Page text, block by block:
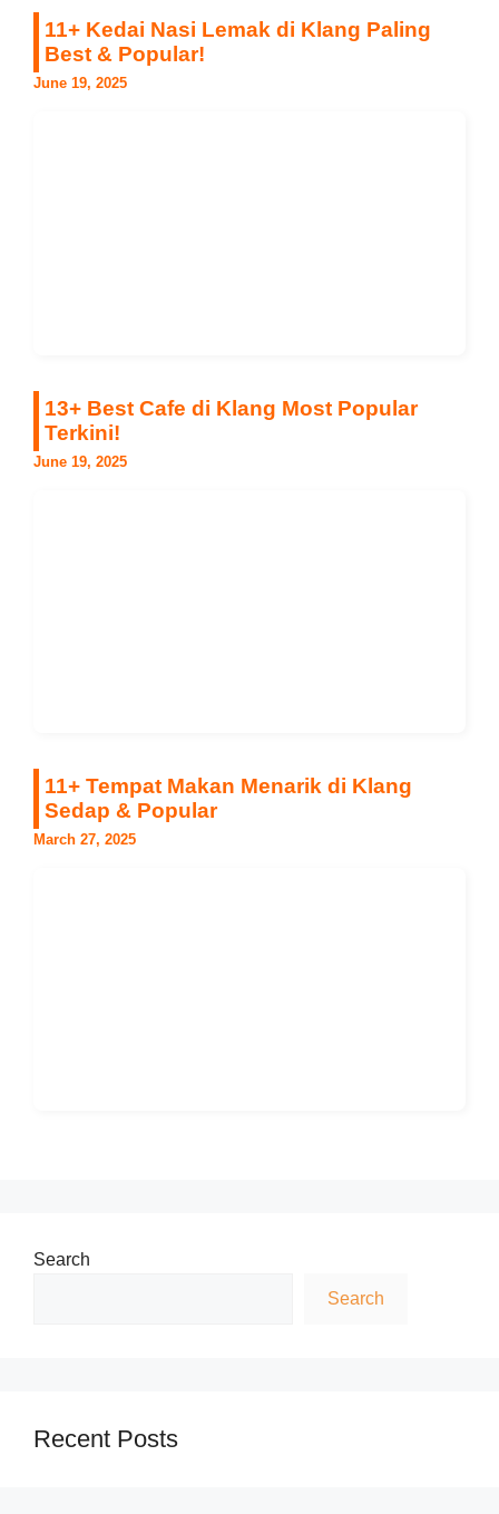
11+ Kedai Nasi Lemak di Klang Paling
Best & Popular!
June 19, 2025
13+ Best Cafe di Klang Most Popular
Terkini!
June 19, 2025
11+ Tempat Makan Menarik di Klang
Sedap & Popular
March 27, 2025
Search
Search
Recent Posts